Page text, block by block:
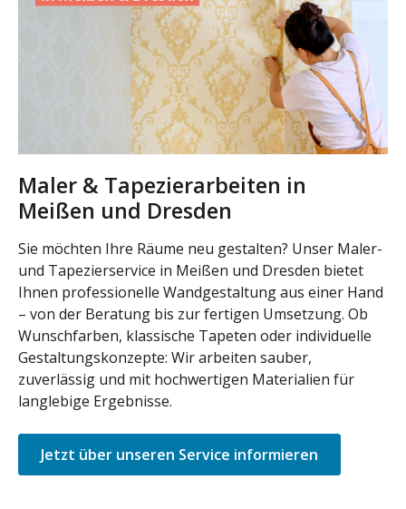
Maler & Tapezierarbeiten in
Meißen und Dresden
Sie möchten Ihre Räume neu gestalten? Unser Maler-
und Tapezierservice in Meißen und Dresden bietet
Ihnen professionelle Wandgestaltung aus einer Hand
– von der Beratung bis zur fertigen Umsetzung. Ob
Wunschfarben, klassische Tapeten oder individuelle
Gestaltungskonzepte: Wir arbeiten sauber,
zuverlässig und mit hochwertigen Materialien für
langlebige Ergebnisse.
Jetzt über unseren Service informieren